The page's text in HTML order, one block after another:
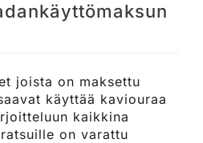
joista on maksettu
käyttää kaviouraa
kaikkina
on varattu